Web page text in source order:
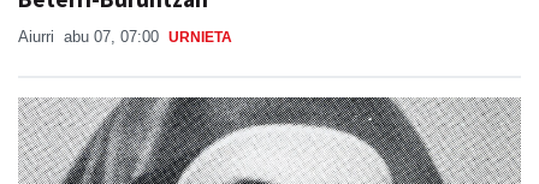
Aiurri abu 07, 07:00 URNIETA